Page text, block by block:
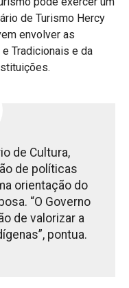
de Turismo Hercy
envolver as
Tradicionais e da
de Cultura,
de políticas
orientação do
“O Governo
de valorizar a
pontua.